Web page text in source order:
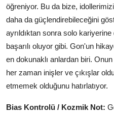
öğreniyor. Bu da bize,
daha da güçlendirebileceğini
ayrıldıktan sonra solo
başarılı oluyor gibi. Gon'un
en dokunaklı anlardan biri.
her zaman inişler ve çıkışlar
etmemek olduğunu hatırlatıyor.
Bias Kontrolü / Kozmik Not: